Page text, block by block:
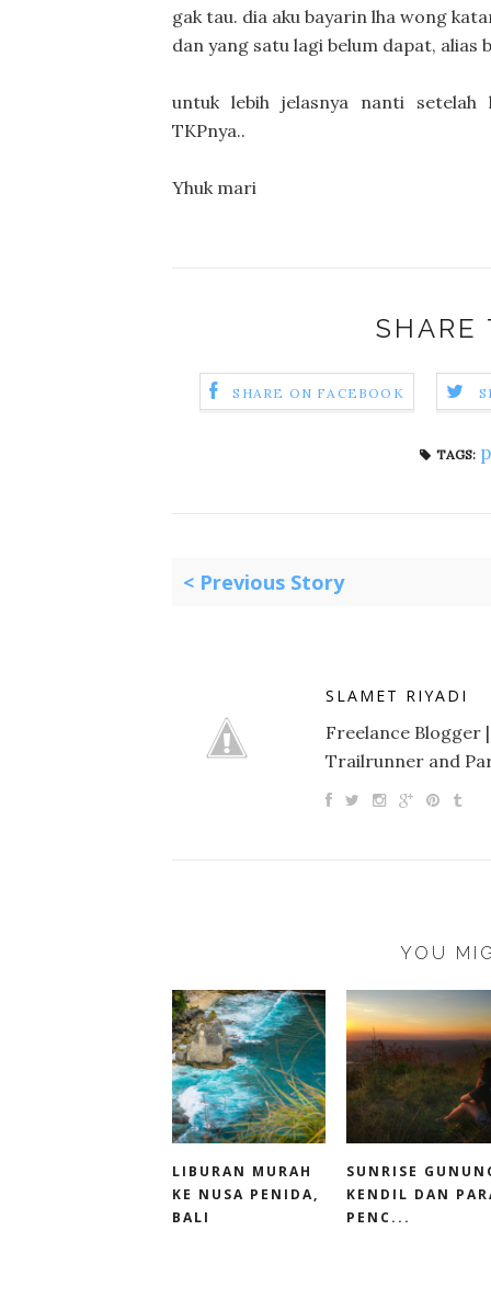
gak tau. dia aku bayarin lha wong
dan yang satu lagi belum dapat, alias
untuk lebih jelasnya nanti
TKPnya..
Yhuk mari
SHARE
SHARE ON FACEBOOK
TAGS:
< Previous Story
SLAMET RIYADI
Freelance Blogger
Trailrunner and
YOU
LIBURAN MURAH
KE NUSA PENIDA,
BALI
SUNRISE
KENDIL DAN
PENC...